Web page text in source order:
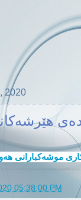
2020
05:38:00 PM